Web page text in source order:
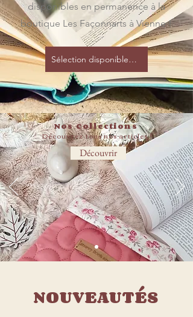
disponibles en permanence à la
boutique Les Façonnarts à Vienne !
Sélection disponibles chez les Façonnarts
Nos Collections
Découvrez tous nos articles!
Découvrir
NOUVEAUTÉS